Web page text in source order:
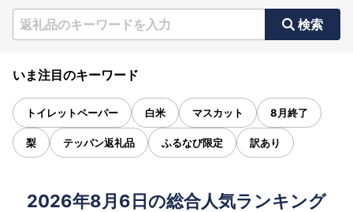
検索
いま注目のキーワード
トイレットペーパー 白米 マスカット 8月終了
梨 テッパン返礼品 ふるなび限定 訳あり
2026年8月6日の総合人気ランキング